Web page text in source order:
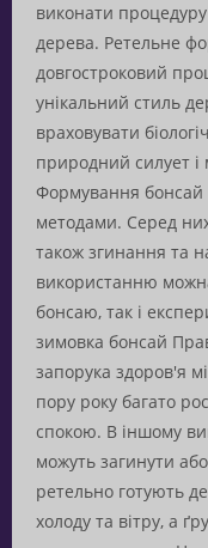
виконати
дерева. Ретельне
довгостроковий
унікальний стиль
враховувати
природний силует і
Формування бонсай
методами. Серед
також згинання та
використанню
бонсаю, так і
зимовка бонсай
запорука здоров'я
пору року багато
спокою. В іншому
можуть загинути
ретельно готують
холоду та вітру, а